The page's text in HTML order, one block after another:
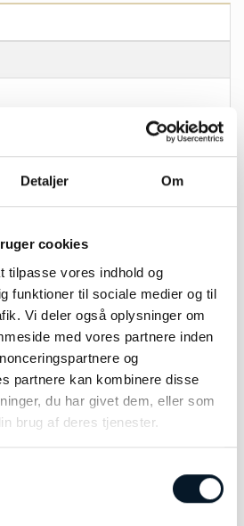
Detaljer Om
cookies
tilpasse vores indhold og
funktioner til sociale medier og til
Vi deler også oplysninger om
med vores partnere inden
og
partnere kan kombinere disse
du har givet dem, eller som
brug af deres tjenester.